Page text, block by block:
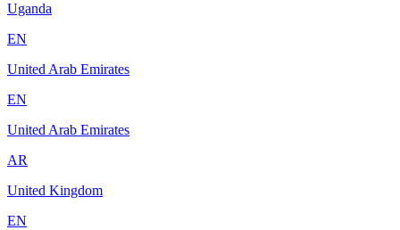
Uganda
EN
United Arab Emirates
EN
United Arab Emirates
AR
United Kingdom
EN